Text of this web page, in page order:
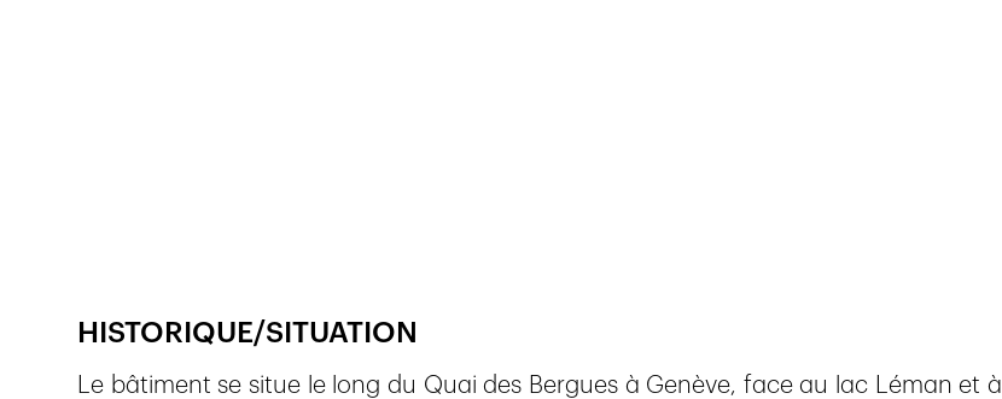
HISTORIQUE/SITUATION
Le bâtiment se situe le long du Quai des Bergues à Genève, face au lac Léman et à